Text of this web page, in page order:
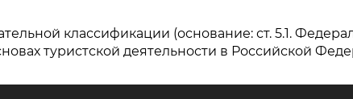
классификации (основание: ст. 5.1.
туристской деятельности в Российской